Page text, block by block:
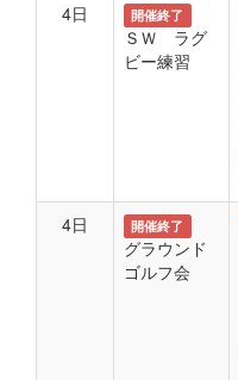
4日
開催終了
ＳＷ ラグ
ビー練習
4日
開催終了
グラウンド
ゴルフ会